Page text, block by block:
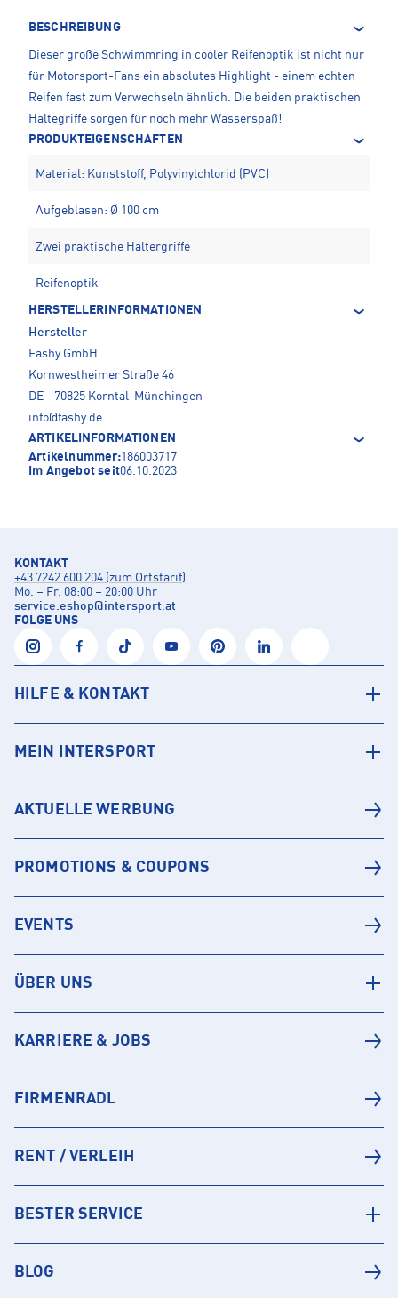
BESCHREIBUNG
Dieser große Schwimmring in cooler Reifenoptik ist nicht nur
für Motorsport-Fans ein absolutes Highlight - einem echten
Reifen fast zum Verwechseln ähnlich. Die beiden praktischen
Haltegriffe sorgen für noch mehr Wasserspaß!
PRODUKTEIGENSCHAFTEN
Material: Kunststoff, Polyvinylchlorid (PVC)
Aufgeblasen: Ø 100 cm
Zwei praktische Haltergriffe
Reifenoptik
HERSTELLERINFORMATIONEN
Hersteller
Fashy GmbH
Kornwestheimer Straße 46
DE - 70825 Korntal-Münchingen
info@fashy.de
ARTIKELINFORMATIONEN
Artikelnummer:186003717
Im Angebot seit06.10.2023
KONTAKT
+43 7242 600 204 (zum Ortstarif)
Mo. – Fr. 08:00 – 20:00 Uhr
service.eshop@intersport.at
FOLGE UNS
HILFE & KONTAKT
MEIN INTERSPORT
AKTUELLE WERBUNG
PROMOTIONS & COUPONS
EVENTS
ÜBER UNS
KARRIERE & JOBS
FIRMENRADL
RENT / VERLEIH
BESTER SERVICE
BLOG